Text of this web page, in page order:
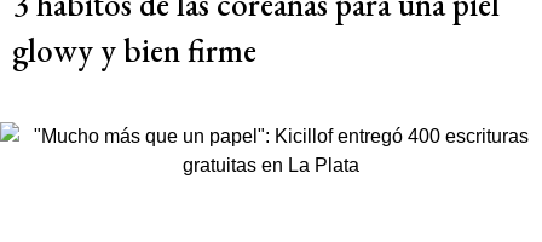
glowy y bien firme